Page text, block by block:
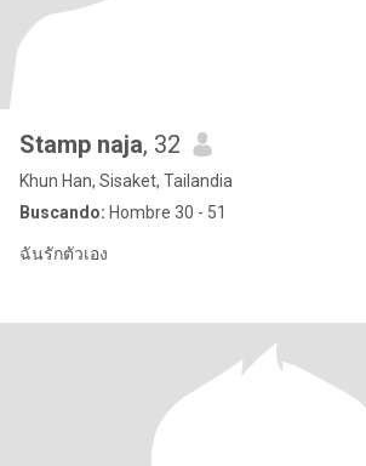
Stamp naja, 32
Khun Han, Sisaket, Tailandia
Buscando: Hombre 30 - 51
ฉันรักตัวเอง